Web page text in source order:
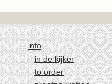
info
in de kijker
to order